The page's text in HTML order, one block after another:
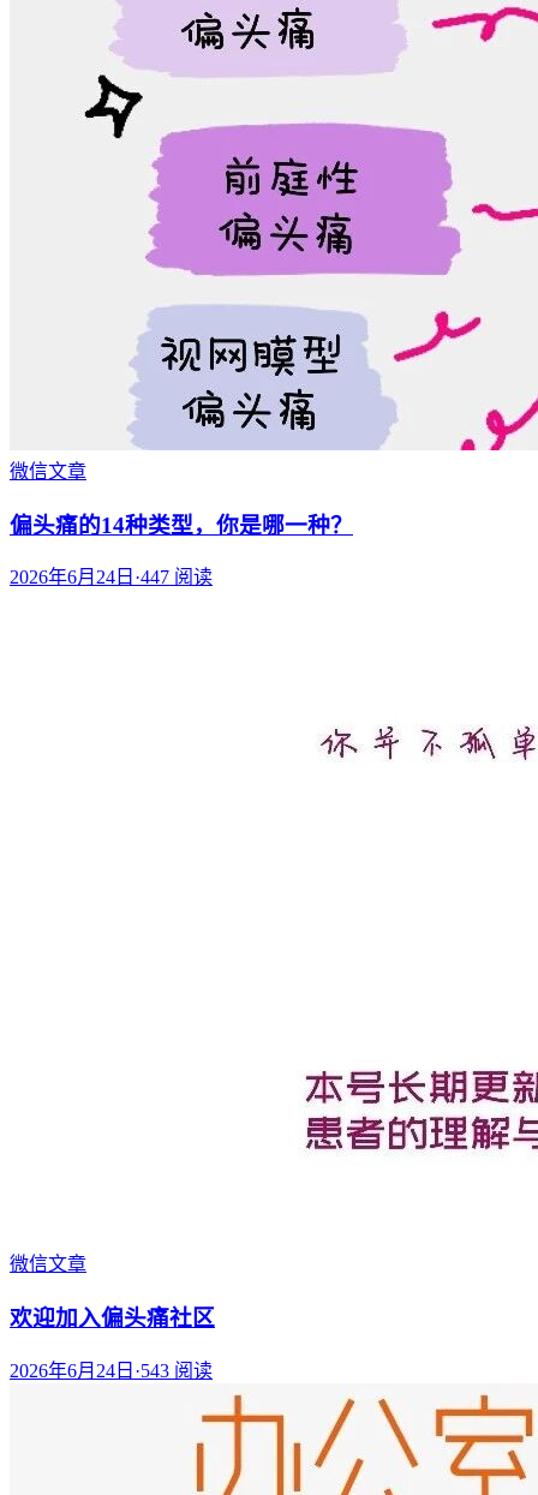
微信文章
偏头痛的14种类型，你是哪一种？
2026年6月24日 ·447 阅读
微信文章
欢迎加入偏头痛社区
2026年6月24日 ·543 阅读